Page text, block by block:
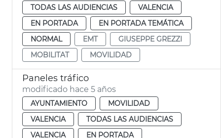
TODAS LAS AUDIENCIAS
VALENCIA
EN PORTADA
EN PORTADA TEMÁTICA
NORMAL
EMT
GIUSEPPE GREZZI
MOBILITAT
MOVILIDAD
Paneles tráfico
modificado hace 5 años
AYUNTAMIENTO
MOVILIDAD
VALENCIA
TODAS LAS AUDIENCIAS
VALENCIA
EN PORTADA